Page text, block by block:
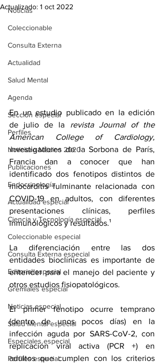
Noticias
Coleccionable
Consulta Externa
Actualidad
Salud Mental
Agenda
Sección especial
Perfiles
Noticiero Médico 2020
Publicaciones
Endocrinología
Actualidad especial
Ciencia y Tecnología especial
Coleccionable especial
Consulta Externa especial
Editorial especial
Gremiales especial
Noticias especial
Salud Mental especial
Especiales especial
Perfiles especial
Actualizado: 1 oct 2022
En un estudio publicado en la edición
de julio de la revista Journal of the
American College of Cardiology,
investigadores de la Sorbona de París,
Francia dan a conocer que han
miocarditis fulminante relacionada con
COVID-19 en adultos, con diferentes
presentaciones clínicas, perfiles
inmunológicos y resultados.¹
La diferenciación entre las dos
entidades bioclínicas es importante de
entender para el manejo del paciente y
otros estudios fisiopatológicos.
El primer fenotipo ocurre temprano
(dentro de unos pocos días) en la
infección aguda por SARS-CoV-2, con
replicación viral activa (PCR +) en
adultos que cumplen con los criterios